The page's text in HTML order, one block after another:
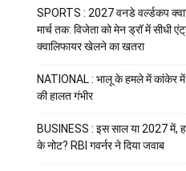
SPORTS : 2027 वनडे वर्ल्डकप
मार्च तक: विजेता को मेन ड्रॉ में सीधी
क्वालिफायर खेलने का खतरा
NATIONAL : भालू के हमले में कांकेर में
की हालत गंभीर
BUSINESS : इस साल या 2027 में,
के नोट? RBI गवर्नर ने दिया जवाब